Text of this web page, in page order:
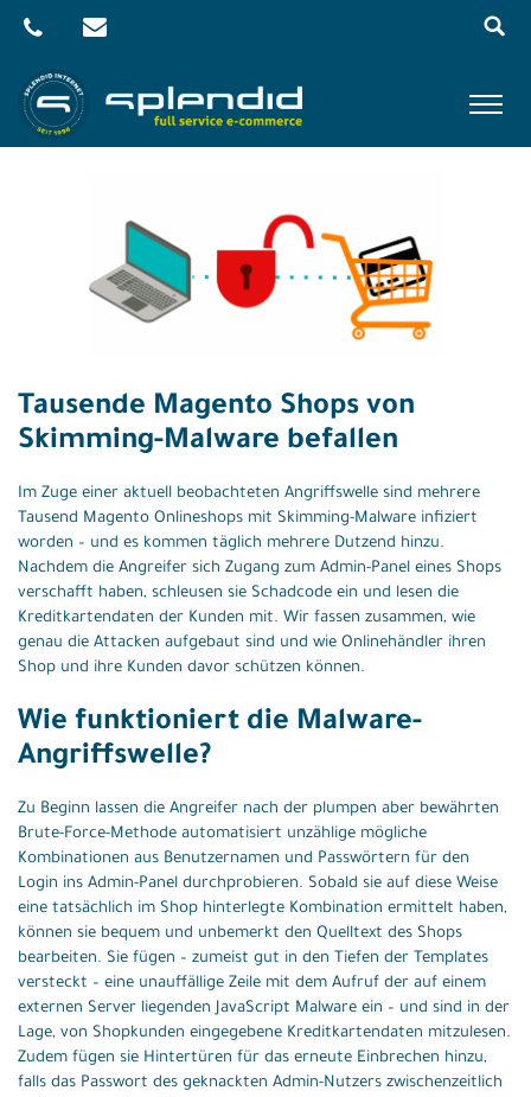
Skip
Menu
Leistungen
Agentur
Shop
Tausende Magento Shops von
Skimming-Malware befallen
Im Zuge einer aktuell beobachteten Angriffswelle sind mehrere
Tausend Magento Onlineshops mit Skimming-Malware infiziert
worden – und es kommen täglich mehrere Dutzend hinzu.
Nachdem die Angreifer sich Zugang zum Admin-Panel eines Shops
verschafft haben, schleusen sie Schadcode ein und lesen die
Kreditkartendaten der Kunden mit. Wir fassen zusammen, wie
genau die Attacken aufgebaut sind und wie Onlinehändler ihren
Shop und ihre Kunden davor schützen können.
Wie funktioniert die Malware-
Angriffswelle?
Zu Beginn lassen die Angreifer nach der plumpen aber bewährten
Brute-Force-Methode automatisiert unzählige mögliche
Kombinationen aus Benutzernamen und Passwörtern für den
Login ins Admin-Panel durchprobieren. Sobald sie auf diese Weise
eine tatsächlich im Shop hinterlegte Kombination ermittelt haben,
können sie bequem und unbemerkt den Quelltext des Shops
bearbeiten. Sie fügen – zumeist gut in den Tiefen der Templates
versteckt – eine unauffällige Zeile mit dem Aufruf der auf einem
externen Server liegenden JavaScript Malware ein – und sind in der
Lage, von Shopkunden eingegebene Kreditkartendaten mitzulesen.
Zudem fügen sie Hintertüren für das erneute Einbrechen hinzu,
falls das Passwort des geknackten Admin-Nutzers zwischenzeitlich